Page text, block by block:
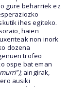
gure beharriek ez
ihes egiteko.
haien
non inork
dozena
trofeo
ospe bat eman
; aingirak,
ausiki